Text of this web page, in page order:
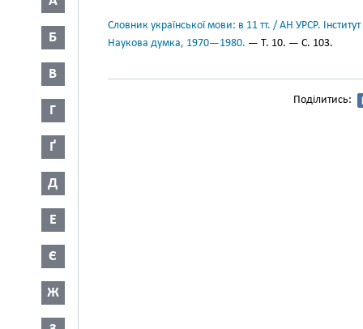
Б
В
Г
Ґ
Д
Е
Є
Ж
Словник української мови: в 11 тт. / АН УРСР.
Наукова думка, 1970—1980. — Т. 10. — С. 103.
Поділитись: